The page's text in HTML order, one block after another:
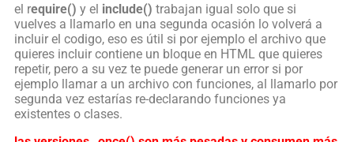
el require() y el include() trabajan igual solo que si
vuelves a llamarlo en una segunda ocasión lo volverá a
incluir el codigo, eso es útil si por ejemplo el archivo que
quieres incluir contiene un bloque en HTML que quieres
repetir, pero a su vez te puede generar un error si por
ejemplo llamar a un archivo con funciones, al llamarlo por
segunda vez estarías re-declarando funciones ya
existentes o clases.